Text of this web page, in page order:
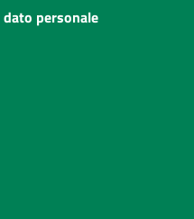
personale